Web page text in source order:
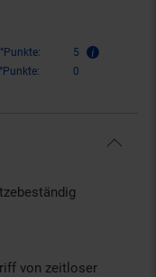
5
0
von zeitloser